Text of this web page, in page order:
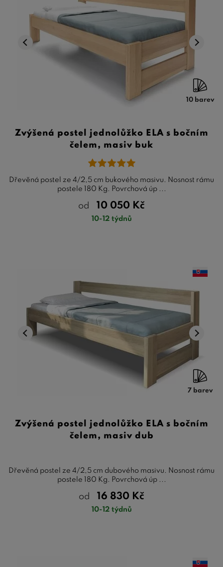
10 barev
Zvýšená postel jednolůžko ELA s bočním
čelem, masiv buk
Dřevěná postel ze 4/2,5 cm bukového masivu. Nosnost rámu
postele 180 Kg. Povrchová úp ...
od 10 050 Kč
10-12 týdnů
7 barev
Zvýšená postel jednolůžko ELA s bočním
čelem, masiv dub
Dřevěná postel ze 4/2,5 cm dubového masivu. Nosnost rámu
postele 180 Kg. Povrchová úp ...
od 16 830 Kč
10-12 týdnů